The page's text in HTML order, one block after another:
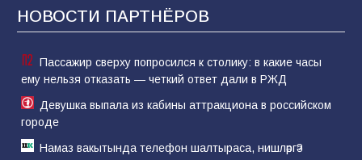
81 02.08.2026
НОВОСТИ ПАРТНЁРОВ
Пассажир сверху попросился к столику: в какие часы
ему нельзя отказать — четкий ответ дали в РЖД
Девушка выпала из кабины аттракциона в российском
городе
Намаз вакытында телефон шалтыраса, нишләргә?